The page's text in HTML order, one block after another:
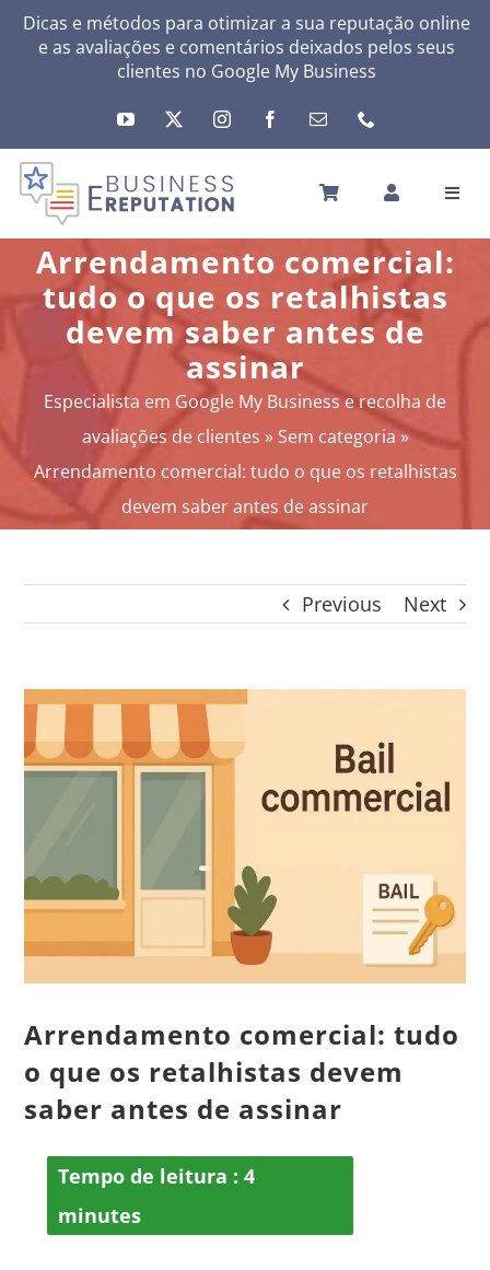
SkipDicas e métodos para otimizar a sua reputação online
e as avaliações e comentários deixados pelos seus
clientes no Google My Business
INÍCIO
A SUA REPUTAÇÃO
A SUA ATIVIDADE
OUTRAS SOLUÇÕES
SOBRE
A MINHA CONTA
SEARCH
Português
Arrendamento comercial:
tudo o que os retalhistas
devem saber antes de
assinar
Especialista em Google My Business e recolha de
avaliações de clientes » Sem categoria»
Arrendamento comercial: tudo o que os retalhistas
devem saber antes de assinar
Previous Next
View
Larger
Image
Arrendamento comercial: tudo
o que os retalhistas devem
saber antes de assinar
Tempo de leitura : 4
minutes